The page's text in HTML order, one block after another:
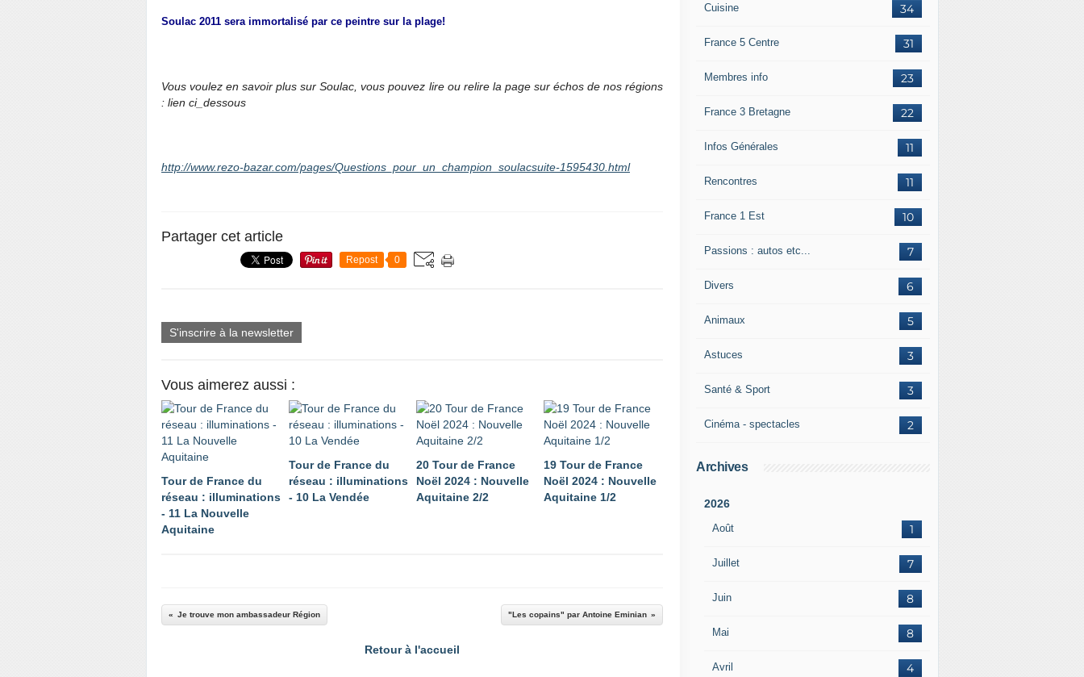
Soulac 2011 sera immortalisé par ce peintre sur la plage!
Vous voulez en savoir plus sur Soulac, vous pouvez lire ou relire la page sur échos de nos régions
: lien ci_dessous
http://www.rezo-bazar.com/pages/Questions_pour_un_champion_soulacsuite-1595430.html
Partager cet article
Repost 0
S'inscrire à la newsletter
Vous aimerez aussi :
Tour de France du
réseau : illuminations
- 11 La Nouvelle
Aquitaine
Tour de France du
réseau : illuminations
- 10 La Vendée
20 Tour de France
Noël 2024 : Nouvelle
Aquitaine 2/2
19 Tour de France
Noël 2024 : Nouvelle
Aquitaine 1/2
Je trouve mon ambassadeur Région "Les copains" par Antoine Eminian
Retour à l'accueil
34
Cuisine
31
France 5 Centre
23
Membres info
22
France 3 Bretagne
11
Infos Générales
11
Rencontres
10
France 1 Est
7
Passions : autos etc...
6
Divers
5
Animaux
3
Astuces
3
Santé & Sport
2
Cinéma - spectacles
Archives
2026
Août 1
Juillet 7
Juin 8
Mai 8
Avril 4